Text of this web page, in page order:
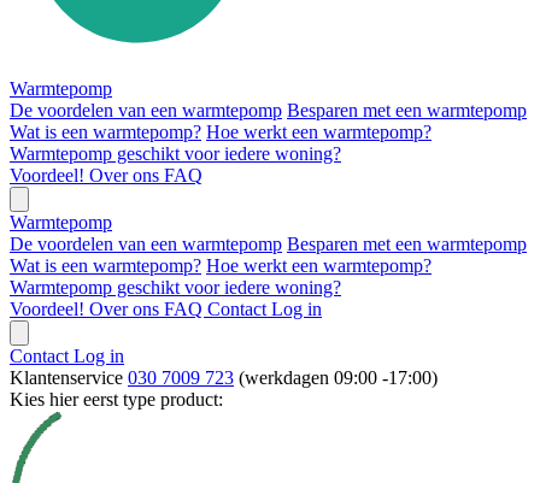
Warmtepomp
De voordelen van een warmtepomp Besparen met een warmtepomp
Wat is een warmtepomp? Hoe werkt een warmtepomp?
Warmtepomp geschikt voor iedere woning?
Voordeel! Over ons FAQ
Warmtepomp
De voordelen van een warmtepomp Besparen met een warmtepomp
Wat is een warmtepomp? Hoe werkt een warmtepomp?
Warmtepomp geschikt voor iedere woning?
Voordeel! Over ons FAQ Contact Log in
Contact Log in
Klantenservice 030 7009 723 (werkdagen 09:00 -17:00)
Kies hier eerst type product: